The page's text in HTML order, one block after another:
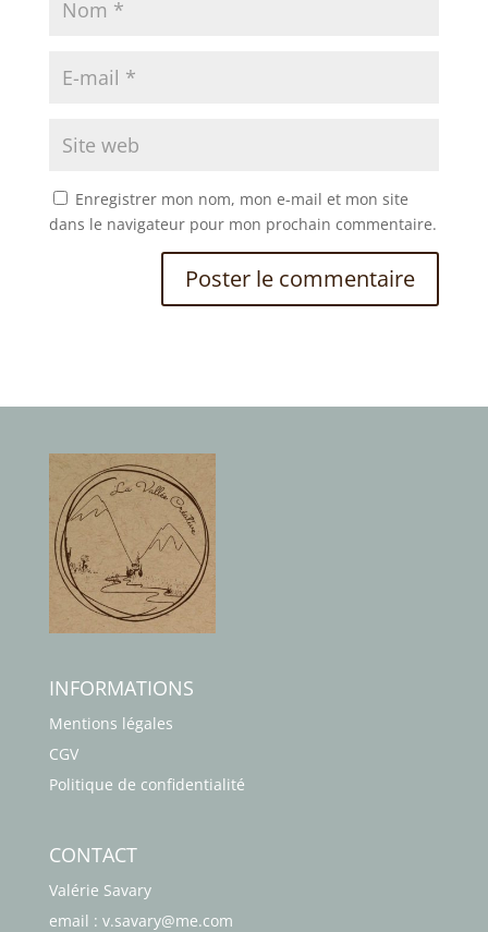
Enregistrer mon nom, mon e-mail et mon site
dans le navigateur pour mon prochain commentaire.
INFORMATIONS
Mentions légales
CGV
Politique de confidentialité
CONTACT
Valérie Savary
email : v.savary@me.com